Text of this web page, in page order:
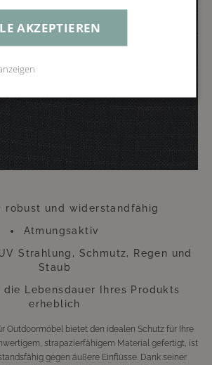
robust und widerstandfähig
Atmungsaktiv
Strahlung, Schmutz, Regen und
Staub
Lebensdauer Ihres Produkts
erheblich
Outdoormöbel bietet den idealen Schutz für Ihre
strapazierfähigem Material gefertigt, ist
gegen äußere Einflüsse. Dank seiner
AKZEPTIEREN